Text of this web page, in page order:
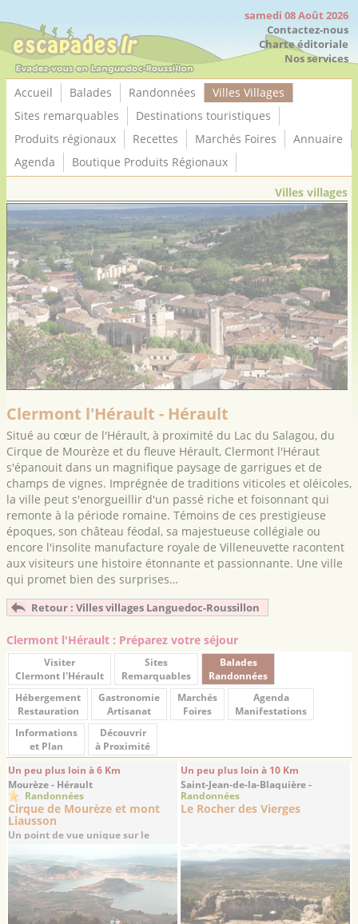
samedi 08 Août 2026
Contactez-nous
Charte éditoriale
Nos services
Accueil Balades Randonnées
Villes Villages
Sites remarquables
Destinations touristiques
Produits régionaux
Recettes Marchés Foires
Annuaire
Agenda
Boutique Produits Régionaux
Villes villages
Clermont l'Hérault - Hérault
Situé au cœur de l'Hérault, à proximité du Lac du Salagou, du
Cirque de Mourèze et du fleuve Hérault, Clermont l'Héraut
s'épanouit dans un magnifique paysage de garrigues et de
champs de vignes. Imprégnée de traditions viticoles et oléicoles,
la ville peut s'enorgueillir d'un passé riche et foisonnant qui
remonte à la période romaine. Témoins de ces prestigieuse
époques, son château féodal, sa majestueuse collégiale ou
encore l'insolite manufacture royale de Villeneuvette racontent
aux visiteurs une histoire étonnante et passionnante. Une ville
qui promet bien des surprises…
Retour : Villes villages Languedoc-Roussillon
Clermont l'Hérault : Préparez votre séjour
Visiter
Clermont l'Hérault
Sites
Remarquables
Balades
Randonnées
Hébergement
Restauration
Gastronomie
Artisanat
Marchés
Foires
Agenda
Manifestations
Informations
et Plan
Découvrir
à Proximité
Un peu plus loin à 6 Km
Mourèze - Hérault
Randonnées
Cirque de Mourèze et mont
Liausson
Un point de vue unique sur le
Un peu plus loin à 10 Km
Saint-Jean-de-la-Blaquière -
Hérault
Randonnées
Le Rocher des Vierges